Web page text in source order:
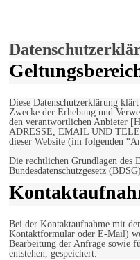
Diese Datenschutzerklärung
Zwecke der Erhebung und
den verantwortlichen Anbieter
ADRESSE, EMAIL UND
dieser Website (im folgenden
Die rechtlichen Grundlagen des
Bundesdatenschutzgesetz
Bei der Kontaktaufnahme mit
Kontaktformular oder E-Mail)
Bearbeitung der Anfrage sowie
entstehen, gespeichert.